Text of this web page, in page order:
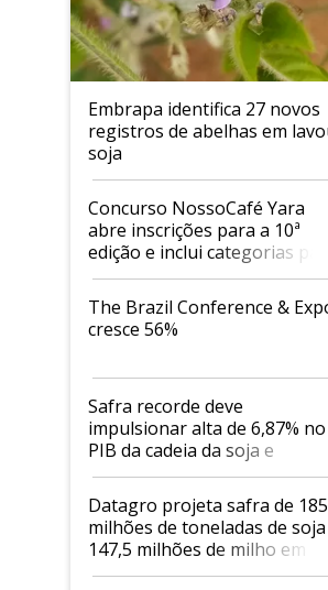
Embrapa identifica 27 novos
registros de abelhas em
soja
Concurso NossoCafé Yara
abre inscrições para a 10ª
edição e inclui categorias para
cafés Canephora
The Brazil Conference &
cresce 56%
Safra recorde deve
impulsionar alta de 6,87% no
PIB da cadeia da soja e
biodiesel em 2026
Datagro projeta safra de
milhões de toneladas de
147,5 milhões de milho em
2026/27